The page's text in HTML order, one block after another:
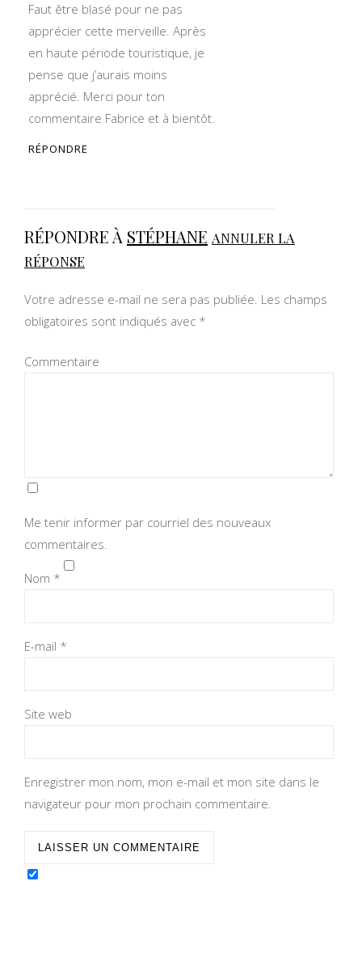
Faut être blasé pour ne pas
apprécier cette merveille. Après
en haute période touristique, je
pense que j’aurais moins
apprécié. Merci pour ton
commentaire Fabrice et à bientôt.
RÉPONDRE
RÉPONDRE À STÉPHANE ANNULER LA
RÉPONSE
Votre adresse e-mail ne sera pas publiée. Les champs
obligatoires sont indiqués avec *
Commentaire
Me tenir informer par courriel des nouveaux
commentaires.
Nom *
E-mail *
Site web
Enregistrer mon nom, mon e-mail et mon site dans le
navigateur pour mon prochain commentaire.